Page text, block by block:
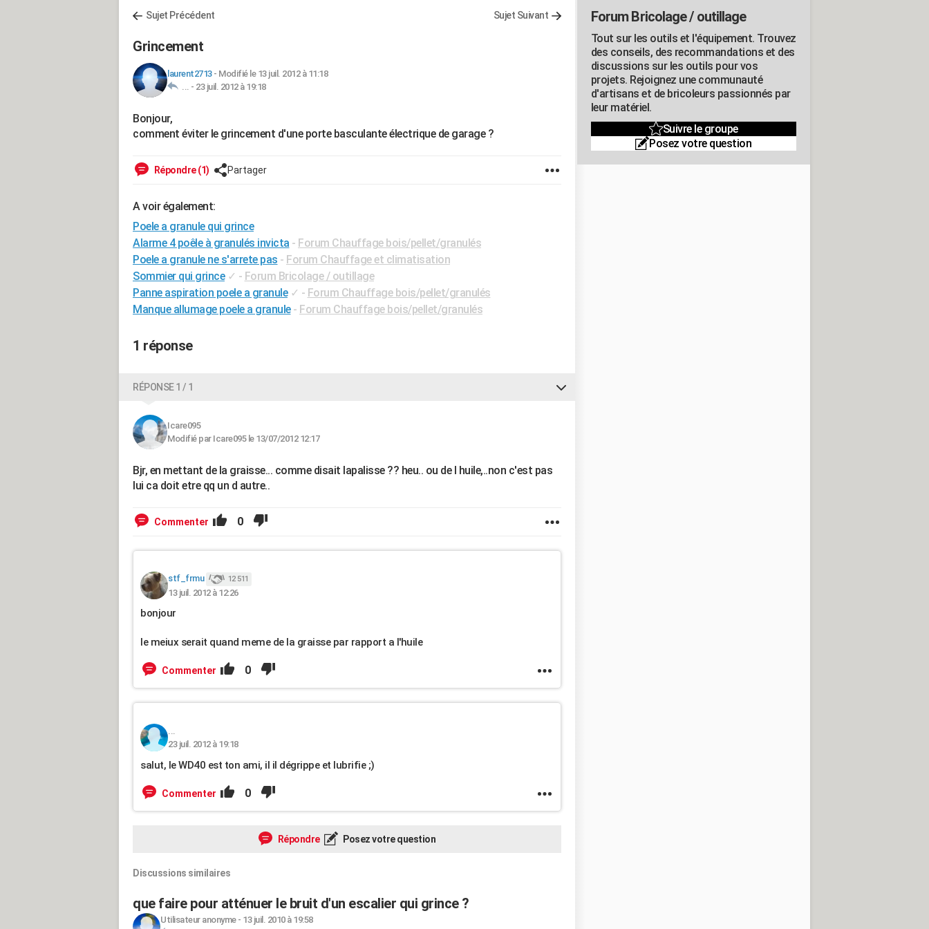
Sujet Précédent Sujet Suivant
Grincement
laurent2713- Modifié le 13 juil. 2012 à 11:18
... - 23 juil. 2012 à 19:18
Bonjour,
comment éviter le grincement d'une porte basculante électrique de garage ?
Répondre (1) Partager
A voir également:
Poele a granule qui grince
Alarme 4 poêle à granulés invicta - Forum Chauffage bois/pellet/granulés
Poele a granule ne s'arrete pas - Forum Chauffage et climatisation
Sommier qui grince ✓ - Forum Bricolage / outillage
Panne aspiration poele a granule ✓ - Forum Chauffage bois/pellet/granulés
Manque allumage poele a granule - Forum Chauffage bois/pellet/granulés
1 réponse
RÉPONSE 1 / 1
Icare095
Modifié par Icare095 le 13/07/2012 12:17
Bjr, en mettant de la graisse... comme disait lapalisse ?? heu.. ou de l huile,..non c'est pas
lui ca doit etre qq un d autre..
Commenter 0
stf_frmu 12 511
13 juil. 2012 à 12:26
bonjour
le meiux serait quand meme de la graisse par rapport a l'huile
Commenter 0
...
23 juil. 2012 à 19:18
salut, le WD40 est ton ami, il il dégrippe et lubrifie ;)
Commenter 0
Répondre Posez votre question
Discussions similaires
que faire pour atténuer le bruit d'un escalier qui grince ?
Utilisateur anonyme- 13 juil. 2010 à 19:58
Forum Bricolage / outillage
Tout sur les outils et l'équipement. Trouvez
des conseils, des recommandations et des
discussions sur les outils pour vos
projets. Rejoignez une communauté
d'artisans et de bricoleurs passionnés par
leur matériel.
Suivre le groupe
Posez votre question